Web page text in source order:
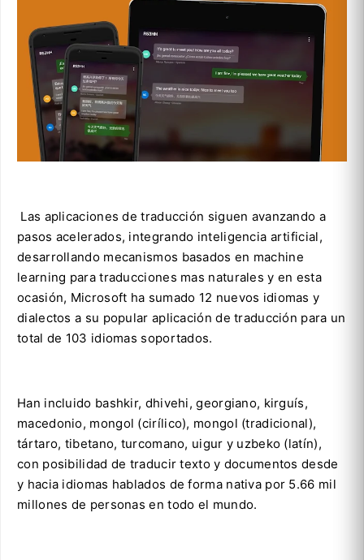
Las aplicaciones de traducción siguen avanzando a
pasos acelerados, integrando inteligencia artificial,
desarrollando mecanismos basados en machine
learning para traducciones mas naturales y en esta
ocasión, Microsoft ha sumado 12 nuevos idiomas y
dialectos a su popular aplicación de traducción para un
total de 103 idiomas soportados.
Han incluido bashkir, dhivehi, georgiano, kirguís,
macedonio, mongol (cirílico), mongol (tradicional),
tártaro, tibetano, turcomano, uigur y uzbeko (latín),
con posibilidad de traducir texto y documentos desde
y hacia idiomas hablados de forma nativa por 5.66 mil
millones de personas en todo el mundo.